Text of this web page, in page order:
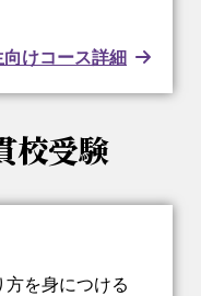
向けコース詳細
校受験
を身につける